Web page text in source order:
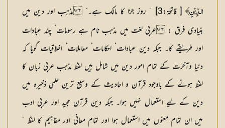
الدِّیْنِ﴾[ فاتحۃ:3] ” روز جزا کا مالک ہے۔“
مذہب اور دین میں
بنیادی فرق : عربی لغت میں مذہب نام ہے رسومات‘ چند عبادات
اور طریقے کا۔ جبکہ دین عبادات‘ احکامات‘ معاملات‘ اخلاقیات گویا کہ
دنیا وآخرت کے تمام امور دین میں شامل ہیں لفظ مذہب عربی زبان کا
لفظ ہونے کے باوجود قرآن و احادیث کے وسیع ترین علمی ذخیرہ میں
دین کے لیے استعمال نہیں ہوا۔ جبکہ دین قرآن مجید اور عربی ادب
میں ان تمام معنوں میں استعمال ہوا اور تمام معانی اور مفاہیم کا لفظ ”